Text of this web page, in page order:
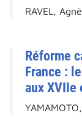
RAVEL,
Réforme
France :
aux XVIIe